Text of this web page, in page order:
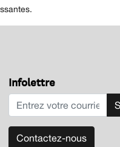
Infolettre
Contactez-nous